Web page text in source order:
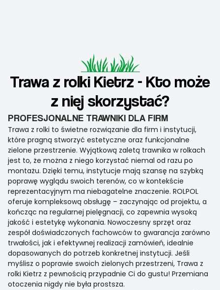
Trawa z rolki Kietrz - Kto może
z niej skorzystać?
PROFESJONALNE TRAWNIKI DLA FIRM
Trawa z rolki to świetne rozwiązanie dla firm i instytucji,
które pragną stworzyć estetyczne oraz funkcjonalne
zielone przestrzenie. Wyjątkową zaletą trawnika w rolkach
jest to, że można z niego korzystać niemal od razu po
montażu. Dzięki temu, instytucje mają szansę na szybką
poprawę wyglądu swoich terenów, co w kontekście
reprezentacyjnym ma niebagatelne znaczenie. ROLPOL
oferuje kompleksową obsługę – zaczynając od projektu, a
kończąc na regularnej pielęgnacji, co zapewnia wysoką
jakość i estetykę wykonania. Nowoczesny sprzęt oraz
zespół doświadczonych fachowców to gwarancja zarówno
trwałości, jak i efektywnej realizacji zamówień, idealnie
dopasowanych do potrzeb konkretnej instytucji. Jeśli
myślisz o poprawie swoich zielonych przestrzeni, Trawa z
rolki Kietrz z pewnością przypadnie Ci do gustu! Przemiana
otoczenia nigdy nie była prostsza.